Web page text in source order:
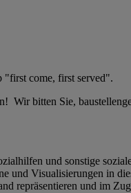
"first come, first served".
bitten Sie,
und sonstige
Visualisierungen in
repräsentieren und im